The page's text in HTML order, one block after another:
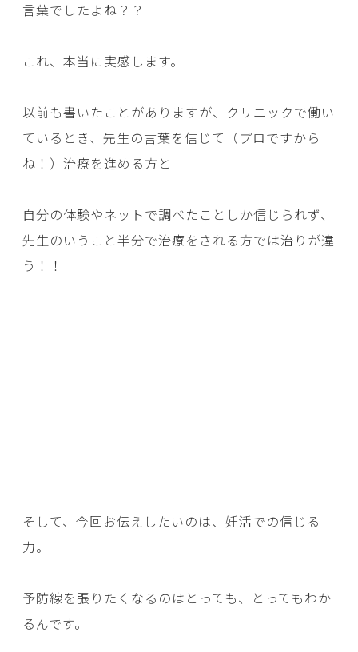
言葉でしたよね？？
これ、本当に実感します。
以前も書いたことがありますが、クリニックで働い
ているとき、先生の言葉を信じて（プロですから
ね！）治療を進める方と
自分の体験やネットで調べたことしか信じられず、
先生のいうこと半分で治療をされる方では治りが違
う！！
そして、今回お伝えしたいのは、妊活での信じる
力。
予防線を張りたくなるのはとっても、とってもわか
るんです。